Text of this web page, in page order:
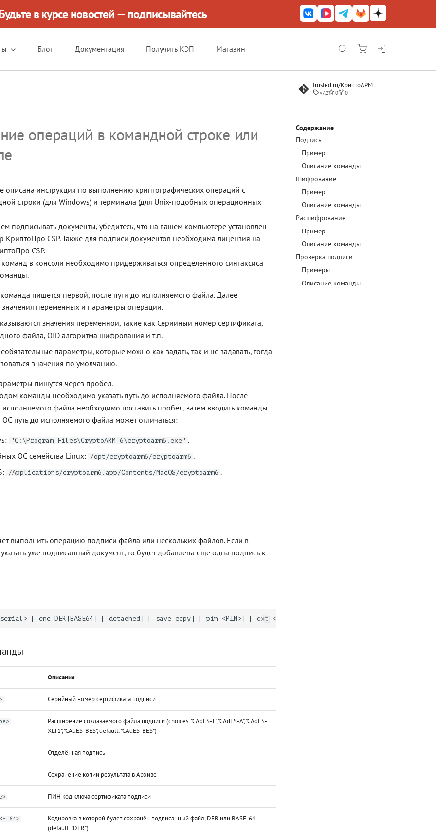
в курсе новостей — подписывайтесь
Блог Документация Получить КЭП Магазин
КриптоАРМ ГОСТ
КриптоАРМ
КриптоАРМ Документы
Решения
Документация
trusted.ru/КриптоАРМ
v7.2 0 0
Содержание
Подпись
Пример
Описание команды
Шифрование
Пример
Описание команды
Расшифрование
Пример
Описание команды
Проверка подписи
Примеры
Описание команды
операций в командной строке или
описана инструкция по выполнению криптографических операций с
строки (для Windows) и терминала (для Unix-подобных операционных
подписывать документы, убедитесь, что на вашем компьютере установлен
КриптоПро CSP. Также для подписи документов необходима лицензия на
CSP.
в консоли необходимо придерживаться определенного синтаксиса
пишется первой, после пути до исполняемого файла. Далее
значения переменных и параметры операции.
значения переменной, такие как Серийный номер сертификата,
файла, OID алгоритма шифрования и т.п.
параметры, которые можно как задать, так и не задавать, тогда
значения по умолчанию.
пишутся через пробел.
команды необходимо указать путь до исполняемого файла. После
исполняемого файла необходимо поставить пробел, затем вводить команды.
ОС путь до исполняемого файла может отличаться:
"C:\Program Files\CryptoARM 6\cryptoarm6.exe" .
ОС семейства Linux:
/opt/cryptoarm6/cryptoarm6 .
/Applications/cryptoarm6.app/Contents/MacOS/cryptoarm6 .
выполнить операцию подписи файла или нескольких файлов. Если в
уже подписанный документ, то будет добавлена еще одна подпись к
Описание
Серийный номер сертификата подписи
Расширение создаваемого файла подписи (choices: "CAdES-T", "CAdES-A", "CAdES-
XLT1", "CAdES-BES", default: "CAdES-BES")
Отделённая подпись
Сохранение копии результата в Архиве
ПИН код ключа сертификата подписи
64>
Кодировка в которой будет сохранён подписанный файл, DER или BASE-64
(default: "DER")